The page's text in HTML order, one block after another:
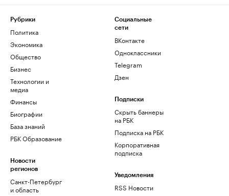
Рубрики
Политика
Экономика
Общество
Бизнес
Технологии и
медиа
Финансы
Биографии
База знаний
РБК Образование
Новости
регионов
Санкт-Петербург
и область
Социальные
сети
ВКонтакте
Одноклассники
Telegram
Дзен
Подписки
Скрыть баннеры
на РБК
Подписка на РБК
Корпоративная
подписка
Уведомления
RSS Новости